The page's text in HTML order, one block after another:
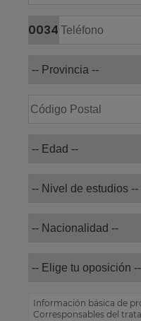
0034
Información básica de
Corresponsables del